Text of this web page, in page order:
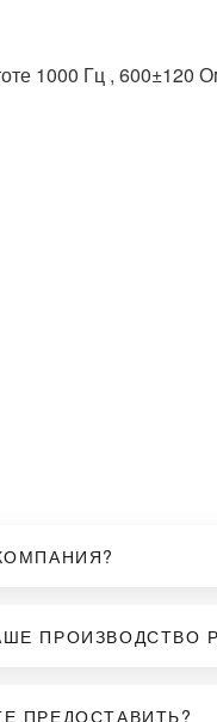
1000 Гц , 600±120
ПРОИЗВОДСТВО
ПРЕДОСТАВИТЬ?